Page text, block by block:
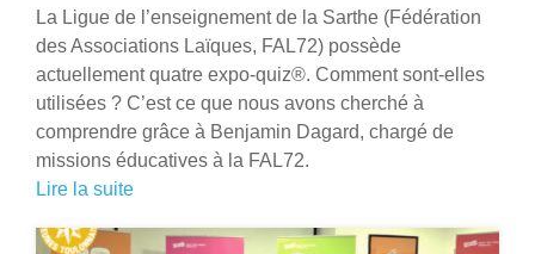
La Ligue de l’enseignement de la Sarthe (Fédération
des Associations Laïques, FAL72) possède
actuellement quatre expo-quiz®. Comment sont-elles
utilisées ? C’est ce que nous avons cherché à
comprendre grâce à Benjamin Dagard, chargé de
missions éducatives à la FAL72.
Lire la suite